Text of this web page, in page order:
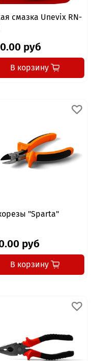
смазка Unevix RN-
руб
В корзину
"Sparta"
руб
В корзину